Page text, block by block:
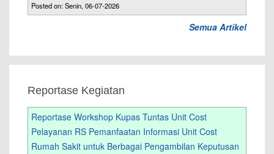
Posted on: Senin, 06-07-2026
Semua Artikel
Reportase Kegiatan
Reportase Workshop Kupas Tuntas Unit Cost
Pelayanan RS Pemanfaatan Informasi Unit Cost
Rumah Sakit untuk Berbagai Pengambilan Keputusan